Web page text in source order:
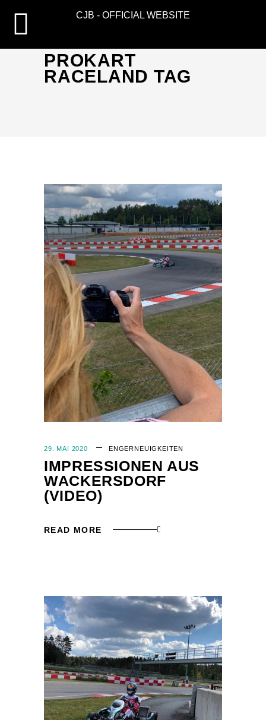
PROKART
RACELAND TAG
29. MAI 2020 ENGERNEUIGKEITEN
IMPRESSIONEN AUS
WACKERSDORF
(VIDEO)
READ MORE
CJB - OFFICIAL WEBSITE